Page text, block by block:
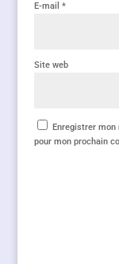
E-mail *
Site web
Enregistrer mon
pour mon prochain